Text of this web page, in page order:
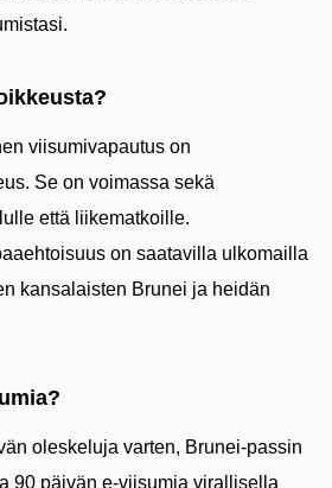
viisumivapautus on
Se on voimassa sekä
että liikematkoille.
on saatavilla ulkomailla
kansalaisten Brunei ja heidän
oleskeluja varten, Brunei-passin
90 päivän e-viisumia virallisella